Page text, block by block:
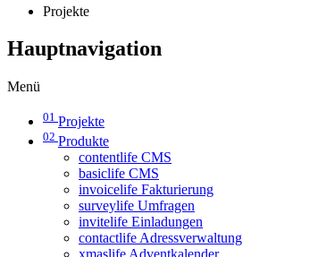
Projekte
Hauptnavigation
Menü
01 Projekte
02 Produkte
contentlife CMS
basiclife CMS
invoicelife Fakturierung
surveylife Umfragen
invitelife Einladungen
contactlife Adressverwaltung
xmaslife Adventkalender